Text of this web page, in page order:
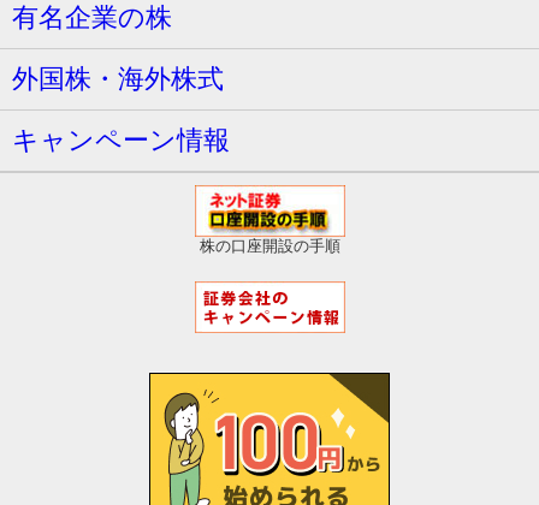
有名企業の株
外国株・海外株式
キャンペーン情報
株の口座開設の手順